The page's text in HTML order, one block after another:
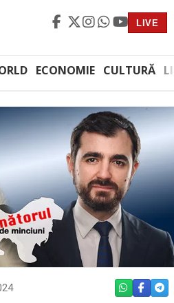
LIVE
ECONOMIE CULTURĂ
WHATSAPP